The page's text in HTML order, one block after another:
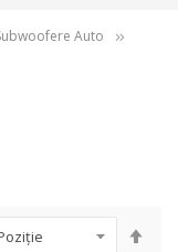
Auto